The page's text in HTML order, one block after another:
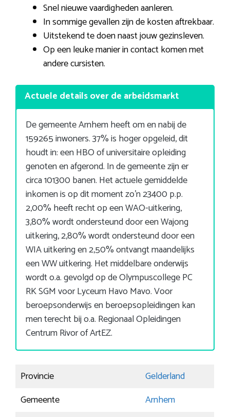
Snel nieuwe vaardigheden aanleren.
In sommige gevallen zijn de kosten aftrekbaar.
Uitstekend te doen naast jouw gezinsleven.
Op een leuke manier in contact komen met
andere cursisten.
Actuele details over de arbeidsmarkt
De gemeente Arnhem heeft om en nabij de
159265 inwoners. 37% is hoger opgeleid, dit
houdt in: een HBO of universitaire opleiding
genoten en afgerond. In de gemeente zijn er
circa 101300 banen. Het actuele gemiddelde
inkomen is op dit moment zo’n 23400 p.p.
2,00% heeft recht op een WAO-uitkering,
3,80% wordt ondersteund door een Wajong
uitkering, 2,80% wordt ondersteund door een
WIA uitkering en 2,50% ontvangt maandelijks
een WW uitkering. Het middelbare onderwijs
wordt o.a. gevolgd op de Olympuscollege PC
RK SGM voor Lyceum Havo Mavo. Voor
beroepsonderwijs en beroepsopleidingen kan
men terecht bij o.a. Regionaal Opleidingen
Centrum Rivor of ArtEZ.
Provincie
Gelderland
Gemeente
Arnhem